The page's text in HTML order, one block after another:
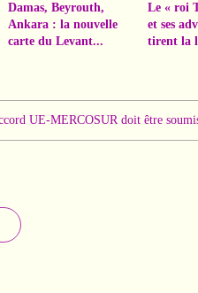
Damas, Beyrouth,
Ankara : la nouvelle
carte du Levant...
Le « roi
et ses
tirent la